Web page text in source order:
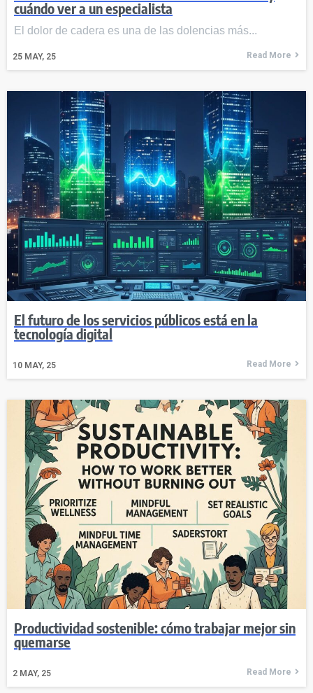
cuándo ver a un especialista
25 MAY, 25
El dolor de cadera es una de las dolencias más...
Read More
El futuro de los servicios públicos está en la
tecnología digital
10 MAY, 25 Read More
Productividad sostenible: cómo trabajar mejor sin
quemarse
2 MAY, 25 Read More